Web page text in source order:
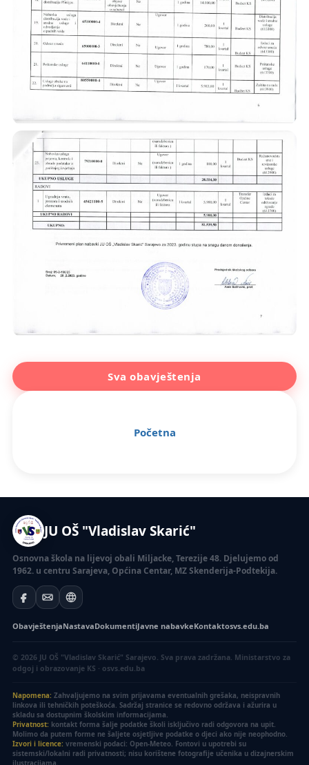
Sva obavještenja
Početna
JU OŠ "Vladislav Skarić"
Osnovna škola na lijevoj obali Miljacke, Terezije 48. Djelujemo od
1962. u centru Sarajeva, Općina Centar, MZ Skenderija-Podtekija.
ObavještenjaNastavaDokumentiJavne nabavkeKontaktosvs.edu.ba
© 2026 JU OŠ "Vladislav Skarić" Sarajevo. Sva prava zadržana. Ministarstvo za
odgoj i obrazovanje KS · osvs.edu.ba
Napomena: Zahvaljujemo na svim prijavama eventualnih grešaka, neispravnih
linkova ili tehničkih poteškoća. Sadržaj stranice se redovno održava i ažurira u
skladu sa dostupnim školskim informacijama.
Privatnost: kontakt forma šalje podatke školi isključivo radi odgovora na upit.
Molimo da putem forme ne šaljete osjetljive podatke o djeci ako nije neophodno.
Izvori i licence: vremenski podaci: Open-Meteo. Fontovi u upotrebi su
sistemski/lokalni radi privatnosti; nisu korištene fotografije učenika u dizajnerskim